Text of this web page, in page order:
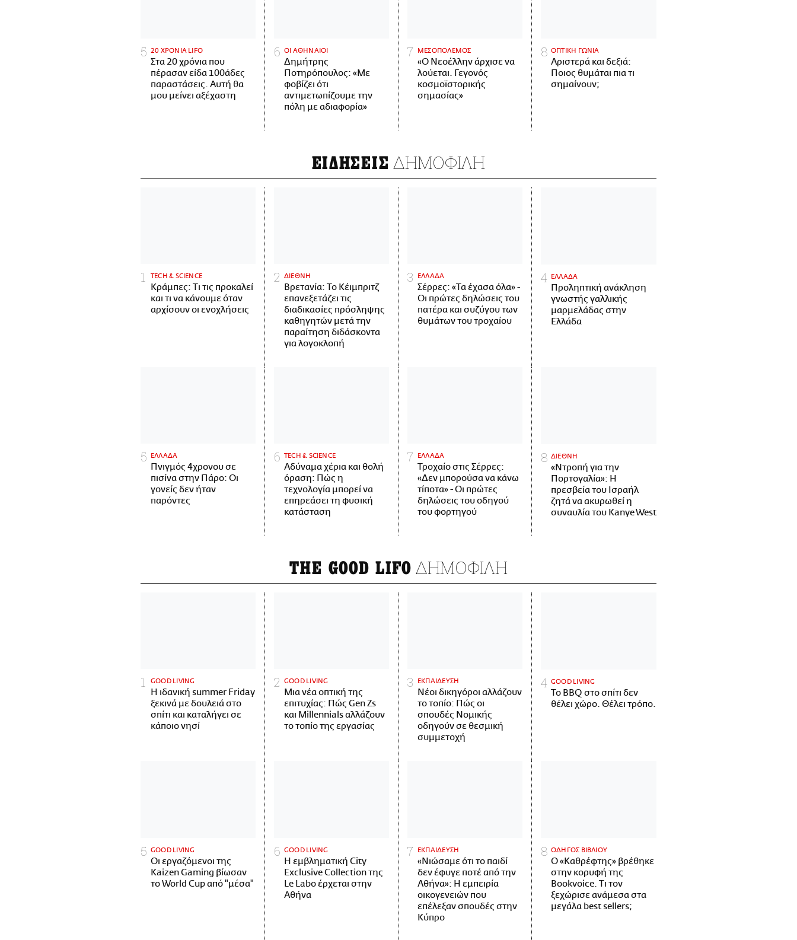
20 ΧΡΟΝΙΑ LIFO
Στα 20 χρόνια που
πέρασαν είδα 100άδες
παραστάσεις. Αυτή θα
μου μείνει αξέχαστη
ΟΙ ΑΘΗΝΑΙΟΙ
Δημήτρης
Ποτηρόπουλος: «Με
φοβίζει ότι
αντιμετωπίζουμε την
πόλη με αδιαφορία»
ΜΕΣΟΠΟΛΕΜΟΣ
«Ο Νεοέλλην άρχισε να
λούεται. Γεγονός
κοσμοϊστορικής
σημασίας»
ΟΠΤΙΚΗ ΓΩΝΙΑ
Αριστερά και δεξιά:
Ποιος θυμάται πια τι
σημαίνουν;
ΕΙΔΗΣΕΙΣ ΔΗΜΟΦΙΛΗ
ΤECH & SCIENCE
Κράμπες: Τι τις προκαλεί
και τι να κάνουμε όταν
αρχίσουν οι ενοχλήσεις
ΔΙΕΘΝΗ
Βρετανία: Το Κέιμπριτζ
επανεξετάζει τις
διαδικασίες πρόσληψης
καθηγητών μετά την
παραίτηση διδάσκοντα
για λογοκλοπή
ΕΛΛΑΔΑ
Σέρρες: «Τα έχασα όλα» -
Οι πρώτες δηλώσεις του
πατέρα και συζύγου των
θυμάτων του τροχαίου
ΕΛΛΑΔΑ
Προληπτική ανάκληση
γνωστής γαλλικής
μαρμελάδας στην
Ελλάδα
ΕΛΛΑΔΑ
Πνιγμός 4χρονου σε
πισίνα στην Πάρο: Οι
γονείς δεν ήταν
παρόντες
ΤECH & SCIENCE
Αδύναμα χέρια και θολή
όραση: Πώς η
τεχνολογία μπορεί να
επηρεάσει τη φυσική
κατάσταση
ΕΛΛΑΔΑ
Τροχαίο στις Σέρρες:
«Δεν μπορούσα να κάνω
τίποτα» - Οι πρώτες
δηλώσεις του οδηγού
του φορτηγού
ΔΙΕΘΝΗ
«Ντροπή για την
Πορτογαλία»: Η
πρεσβεία του Ισραήλ
ζητά να ακυρωθεί η
συναυλία του Kanye West
THE GOOD LIFO ΔΗΜΟΦΙΛΗ
GOOD LIVING
Η ιδανική summer Friday
ξεκινά με δουλειά στο
σπίτι και καταλήγει σε
κάποιο νησί
GOOD LIVING
Μια νέα οπτική της
επιτυχίας: Πώς Gen Zs
και Millennials αλλάζουν
το τοπίο της εργασίας
ΕΚΠΑΙΔΕΥΣΗ
Νέοι δικηγόροι αλλάζουν
το τοπίο: Πώς οι
σπουδές Νομικής
οδηγούν σε θεσμική
συμμετοχή
GOOD LIVING
Το BBQ στο σπίτι δεν
θέλει χώρο. Θέλει τρόπο.
GOOD LIVING
Οι εργαζόμενοι της
Kaizen Gaming βίωσαν
το World Cup από "μέσα"
GOOD LIVING
Η εμβληματική City
Exclusive Collection της
Le Labo έρχεται στην
Αθήνα
ΕΚΠΑΙΔΕΥΣΗ
«Νιώσαμε ότι το παιδί
δεν έφυγε ποτέ από την
Αθήνα»: Η εμπειρία
οικογενειών που
επέλεξαν σπουδές στην
Κύπρο
ΟΔΗΓΟΣ ΒΙΒΛΙΟΥ
Ο «Καθρέφτης» βρέθηκε
στην κορυφή της
Bookvoice. Τι τον
ξεχώρισε ανάμεσα στα
μεγάλα best sellers;